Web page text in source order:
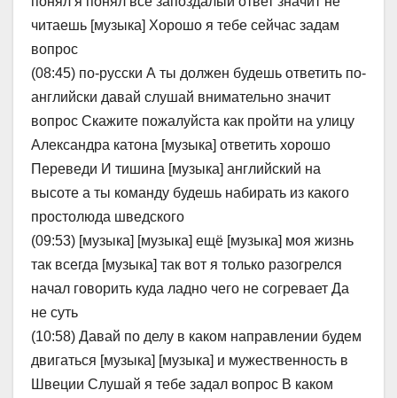
читаешь [музыка] Хорошо я тебе сейчас задам
вопрос
(08:45) по-русски А ты должен будешь ответить по-
английски давай слушай внимательно значит
вопрос Скажите пожалуйста как пройти на улицу
Александра катона [музыка] ответить хорошо
Переведи И тишина [музыка] английский на
высоте а ты команду будешь набирать из какого
простолюда шведского
(09:53) [музыка] [музыка] ещё [музыка] моя жизнь
так всегда [музыка] так вот я только разогрелся
начал говорить куда ладно чего не согревает Да
не суть
(10:58) Давай по делу в каком направлении будем
двигаться [музыка] [музыка] и мужественность в
Швеции Слушай я тебе задал вопрос В каком